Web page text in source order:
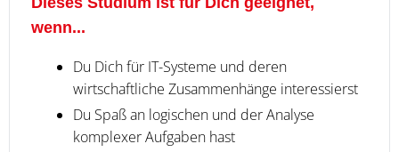
wenn...
Du Dich für IT-Systeme und deren
wirtschaftliche Zusammenhänge interessierst
Du Spaß an logischen und der Analyse
komplexer Aufgaben hast